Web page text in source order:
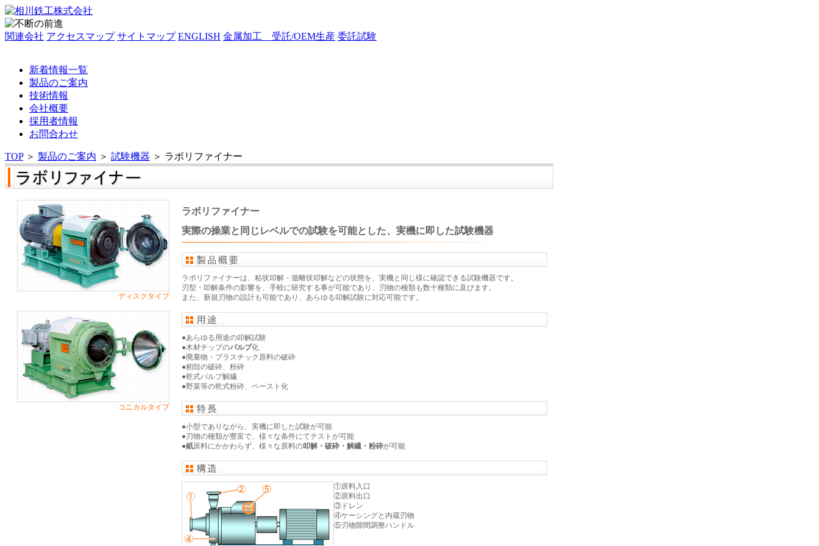
関連会社 アクセスマップ サイトマップ ENGLISH 金属加工 受託/OEM生産 委託試験
新着情報一覧
製品のご案内
技術情報
会社概要
採用者情報
お問合わせ
TOP＞ 製品のご案内 ＞ 試験機器 ＞ ラボリファイナー
ディスクタイプ
コニカルタイプ
ラボリファイナー
実際の操業と同じレベルでの試験を可能とした、実機に即した試験機器
ラボリファイナーは、粘状叩解・遊離状叩解などの状態を、実機と同じ様に確認できる試験機器です。
刃型・叩解条件の影響を、手軽に研究する事が可能であり、刃物の種類も数十種類に及びます。
また、新規刃物の設計も可能であり、あらゆる叩解試験に対応可能です。
●あらゆる用途の叩解試験
●木材チップのパルプ化
●廃棄物・プラスチック原料の破砕
●籾殻の破砕、粉砕
●乾式パルプ解繊
●野菜等の乾式粉砕、ペースト化
●小型でありながら、実機に即した試験が可能
●刃物の種類が豊富で、様々な条件にてテストが可能
●紙原料にかかわらず、様々な原料の叩解・破砕・解繊・粉砕が可能
①原料入口
②原料出口
③ドレン
④ケーシングと内蔵刃物
⑤刃物隙間調整ハンドル